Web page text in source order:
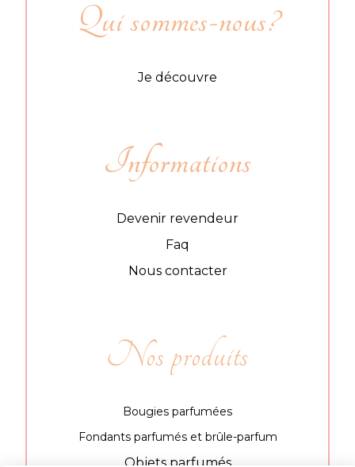
Qui sommes-nous?
Je découvre
Informations
Devenir revendeur
Faq
Nous contacter
Nos produits
Bougies parfumées
Fondants parfumés et brûle-parfum
Objets parfumés